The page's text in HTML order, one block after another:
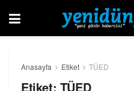
Anasayfa Etiket TÜED
Etiket: TÜED